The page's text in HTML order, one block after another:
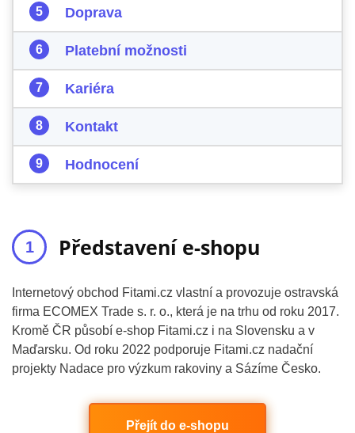
Doprava
Platební možnosti
Kariéra
Kontakt
Hodnocení
Představení e-shopu
Internetový obchod Fitami.cz vlastní a provozuje ostravská
firma ECOMEX Trade s. r. o., která je na trhu od roku 2017.
Kromě ČR působí e-shop Fitami.cz i na Slovensku a v
Maďarsku. Od roku 2022 podporuje Fitami.cz nadační
projekty Nadace pro výzkum rakoviny a Sázíme Česko.
Přejít do e-shopu